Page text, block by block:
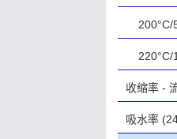
200°C/
220°C/
收缩率 -
吸水率